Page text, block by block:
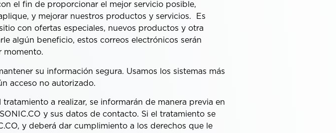
el fin de proporcionar el mejor servicio posible,
y mejorar nuestros productos y servicios. Es
con ofertas especiales, nuevos productos y otra
algún beneficio, estos correos electrónicos serán
momento.
su información segura. Usamos los sistemas más
acceso no autorizado.
a realizar, se informarán de manera previa en
y sus datos de contacto. Si el tratamiento se
y deberá dar cumplimiento a los derechos que le